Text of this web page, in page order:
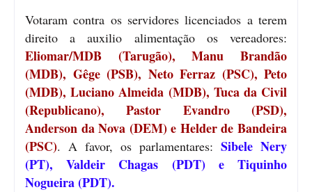
Votaram contra os servidores licenciados a terem
direito a auxilio alimentação os vereadores:
Eliomar/MDB (Tarugão), Manu Brandão
(MDB), Gêge (PSB), Neto Ferraz (PSC), Peto
(MDB), Luciano Almeida (MDB), Tuca da Civil
(Republicano), Pastor Evandro (PSD),
Anderson da Nova (DEM) e Helder de Bandeira
(PSC). A favor, os parlamentares: Sibele Nery
(PT), Valdeir Chagas (PDT) e Tiquinho
Nogueira (PDT).